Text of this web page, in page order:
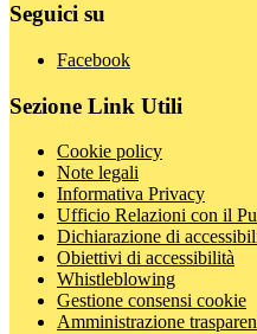
Seguici su
Facebook
Sezione Link Utili
Cookie policy
Note legali
Informativa Privacy
Ufficio Relazioni con il
Dichiarazione di
Obiettivi di accessibilità
Whistleblowing
Gestione consensi cookie
Amministrazione